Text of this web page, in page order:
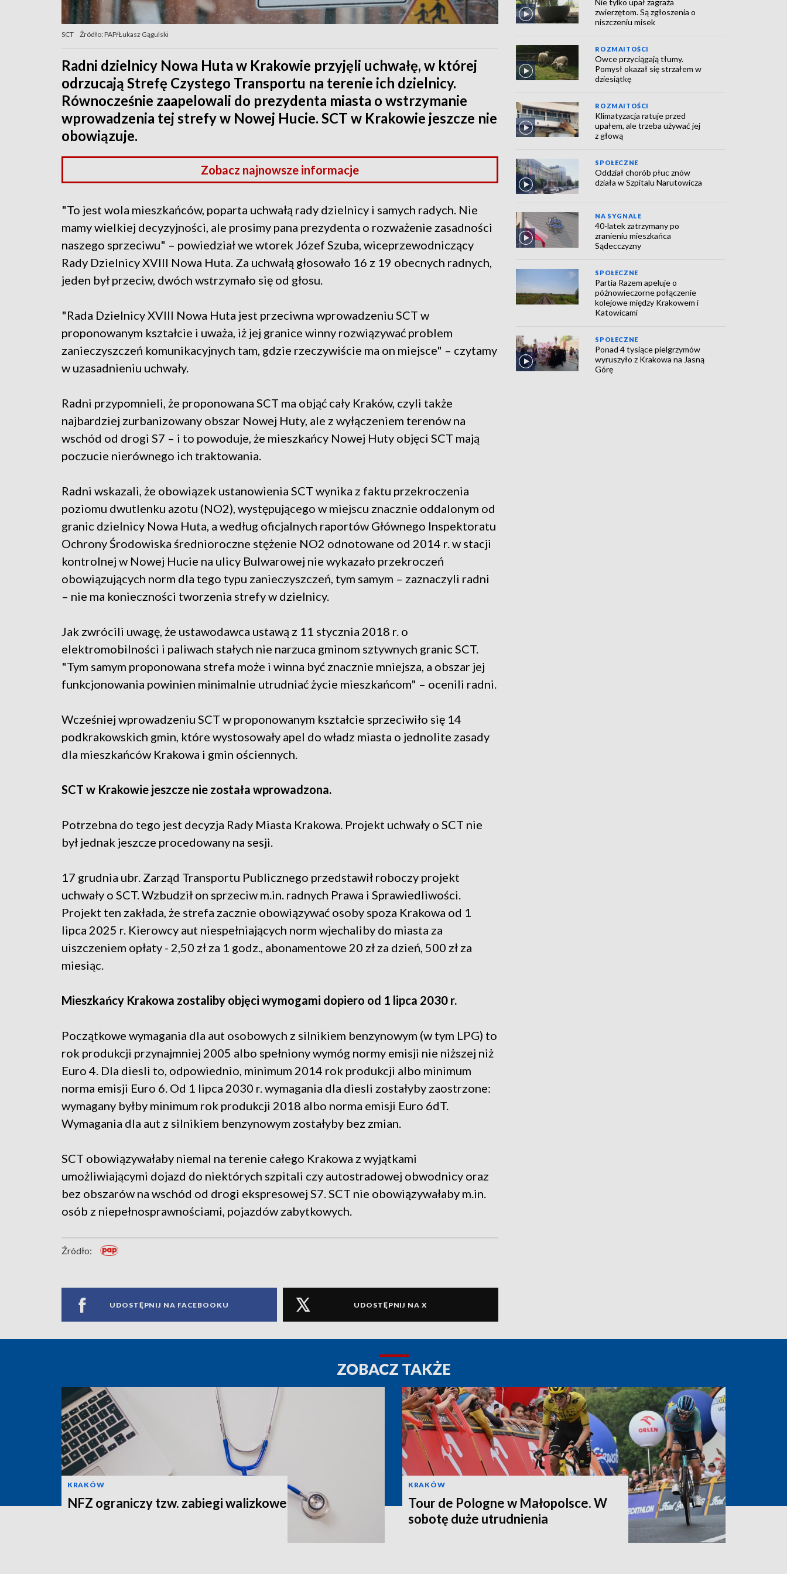
SCT Źródło: PAP/Łukasz Gągulski
Radni dzielnicy Nowa Huta w Krakowie przyjęli uchwałę, w której
odrzucają Strefę Czystego Transportu na terenie ich dzielnicy.
Równocześnie zaapelowali do prezydenta miasta o wstrzymanie
wprowadzenia tej strefy w Nowej Hucie. SCT w Krakowie jeszcze nie
obowiązuje.
Zobacz najnowsze informacje
"To jest wola mieszkańców, poparta uchwałą rady dzielnicy i samych radych. Nie
mamy wielkiej decyzyjności, ale prosimy pana prezydenta o rozważenie zasadności
naszego sprzeciwu" – powiedział we wtorek Józef Szuba, wiceprzewodniczący
Rady Dzielnicy XVIII Nowa Huta. Za uchwałą głosowało 16 z 19 obecnych radnych,
jeden był przeciw, dwóch wstrzymało się od głosu.
"Rada Dzielnicy XVIII Nowa Huta jest przeciwna wprowadzeniu SCT w
proponowanym kształcie i uważa, iż jej granice winny rozwiązywać problem
zanieczyszczeń komunikacyjnych tam, gdzie rzeczywiście ma on miejsce" – czytamy
w uzasadnieniu uchwały.
Radni przypomnieli, że proponowana SCT ma objąć cały Kraków, czyli także
najbardziej zurbanizowany obszar Nowej Huty, ale z wyłączeniem terenów na
wschód od drogi S7 – i to powoduje, że mieszkańcy Nowej Huty objęci SCT mają
poczucie nierównego ich traktowania.
Radni wskazali, że obowiązek ustanowienia SCT wynika z faktu przekroczenia
poziomu dwutlenku azotu (NO2), występującego w miejscu znacznie oddalonym od
granic dzielnicy Nowa Huta, a według oficjalnych raportów Głównego Inspektoratu
Ochrony Środowiska średnioroczne stężenie NO2 odnotowane od 2014 r. w stacji
kontrolnej w Nowej Hucie na ulicy Bulwarowej nie wykazało przekroczeń
obowiązujących norm dla tego typu zanieczyszczeń, tym samym – zaznaczyli radni
– nie ma konieczności tworzenia strefy w dzielnicy.
Jak zwrócili uwagę, że ustawodawca ustawą z 11 stycznia 2018 r. o
elektromobilności i paliwach stałych nie narzuca gminom sztywnych granic SCT.
"Tym samym proponowana strefa może i winna być znacznie mniejsza, a obszar jej
funkcjonowania powinien minimalnie utrudniać życie mieszkańcom" – ocenili radni.
Wcześniej wprowadzeniu SCT w proponowanym kształcie sprzeciwiło się 14
podkrakowskich gmin, które wystosowały apel do władz miasta o jednolite zasady
dla mieszkańców Krakowa i gmin ościennych.
SCT w Krakowie jeszcze nie została wprowadzona.
Potrzebna do tego jest decyzja Rady Miasta Krakowa. Projekt uchwały o SCT nie
był jednak jeszcze procedowany na sesji.
17 grudnia ubr. Zarząd Transportu Publicznego przedstawił roboczy projekt
uchwały o SCT. Wzbudził on sprzeciw m.in. radnych Prawa i Sprawiedliwości.
Projekt ten zakłada, że strefa zacznie obowiązywać osoby spoza Krakowa od 1
lipca 2025 r. Kierowcy aut niespełniających norm wjechaliby do miasta za
uiszczeniem opłaty - 2,50 zł za 1 godz., abonamentowe 20 zł za dzień, 500 zł za
miesiąc.
Mieszkańcy Krakowa zostaliby objęci wymogami dopiero od 1 lipca 2030 r.
Początkowe wymagania dla aut osobowych z silnikiem benzynowym (w tym LPG) to
rok produkcji przynajmniej 2005 albo spełniony wymóg normy emisji nie niższej niż
Euro 4. Dla diesli to, odpowiednio, minimum 2014 rok produkcji albo minimum
norma emisji Euro 6. Od 1 lipca 2030 r. wymagania dla diesli zostałyby zaostrzone:
wymagany byłby minimum rok produkcji 2018 albo norma emisji Euro 6dT.
Wymagania dla aut z silnikiem benzynowym zostałyby bez zmian.
SCT obowiązywałaby niemal na terenie całego Krakowa z wyjątkami
umożliwiającymi dojazd do niektórych szpitali czy autostradowej obwodnicy oraz
bez obszarów na wschód od drogi ekspresowej S7. SCT nie obowiązywałaby m.in.
osób z niepełnosprawnościami, pojazdów zabytkowych.
Źródło:
UDOSTĘPNIJ NA FACEBOOKU UDOSTĘPNIJ NA X
zwierzętom. Są zgłoszenia o
niszczeniu misek
ROZMAITOŚCI
Owce przyciągają tłumy.
Pomysł okazał się strzałem w
dziesiątkę
ROZMAITOŚCI
Klimatyzacja ratuje przed
upałem, ale trzeba używać jej
z głową
SPOŁECZNE
Oddział chorób płuc znów
działa w Szpitalu Narutowicza
NA SYGNALE
40-latek zatrzymany po
zranieniu mieszkańca
Sądecczyzny
SPOŁECZNE
Partia Razem apeluje o
późnowieczorne połączenie
kolejowe między Krakowem i
Katowicami
SPOŁECZNE
Ponad 4 tysiące pielgrzymów
wyruszyło z Krakowa na Jasną
Górę
ZOBACZ TAKŻE
KRAKÓW
NFZ ograniczy tzw. zabiegi walizkowe
KRAKÓW
Tour de Pologne w Małopolsce. W
sobotę duże utrudnienia